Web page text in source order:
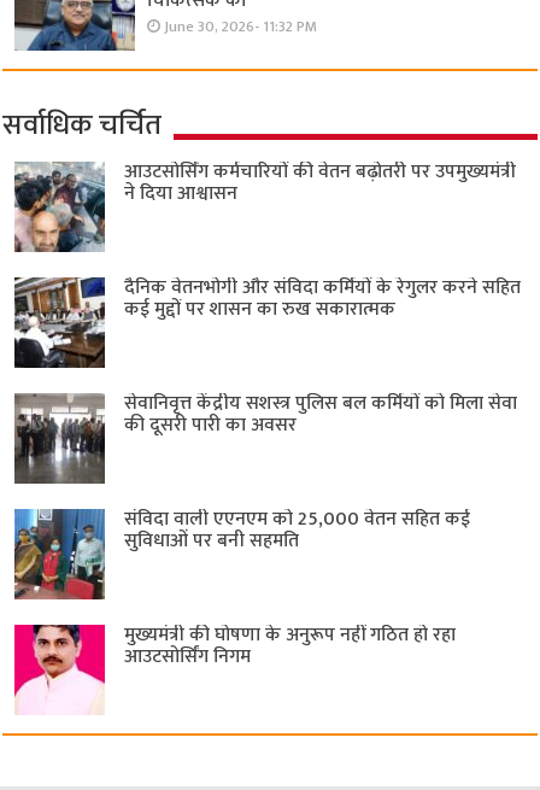
June 30, 2026- 11:32 PM
सर्वाधिक चर्चित
आउटसोर्सिंग कर्मचारियों की वेतन बढ़ोतरी पर उपमुख्यमंत्री
ने दिया आश्वासन
दैनिक वेतनभोगी और संविदा कर्मियों के रेगुलर करने सहित
कई मुद्दों पर शासन का रुख सकारात्मक
सेवानिवृत्त केंद्रीय सशस्त्र पुलिस बल ​कर्मियों को मिला सेवा
की दूसरी पारी का अवसर
संविदा वाली एएनएम को 25,000 वेतन सहित कई
सुविधाओं पर बनी सहमति
मुख्यमंत्री की घोषणा के अनुरूप नहीं गठित हो रहा
आउटसोर्सिंग निगम